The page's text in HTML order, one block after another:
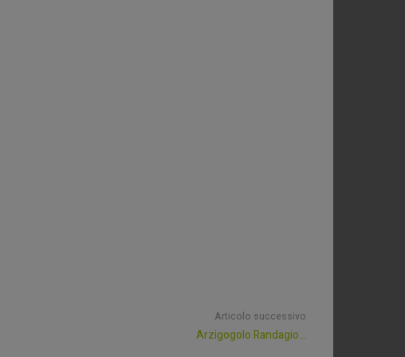
Articolo successivo
Arzigogolo Randagio…